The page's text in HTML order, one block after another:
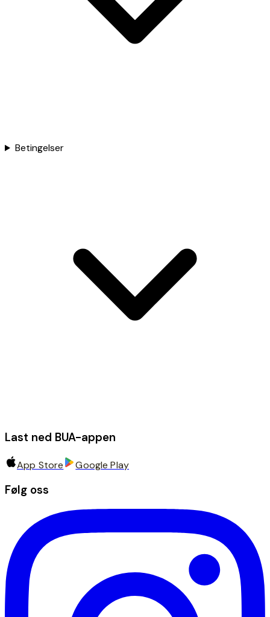
Betingelser
Last ned BUA-appen
App Store Google Play
Følg oss